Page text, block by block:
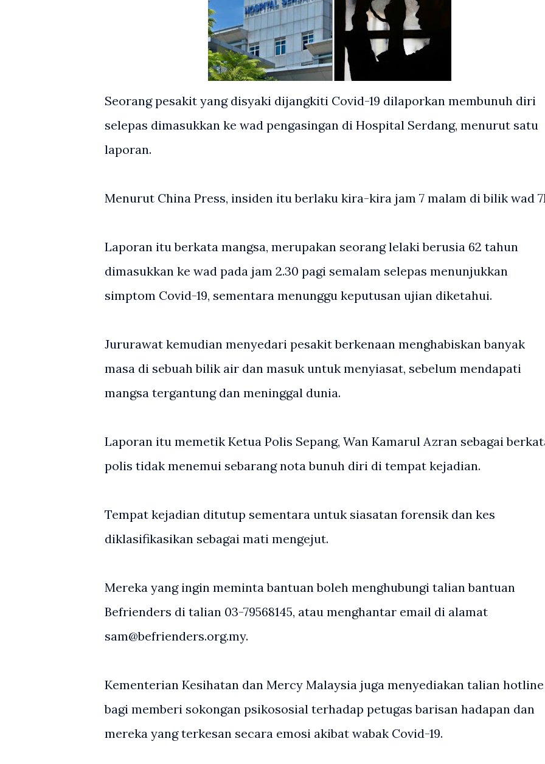
Seorang pesakit yang disyaki dijangkiti Covid-19 dilaporkan membunuh diri
selepas dimasukkan ke wad pengasingan di Hospital Serdang, menurut satu
laporan.
Menurut China Press, insiden itu berlaku kira-kira jam 7 malam di bilik wad
Laporan itu berkata mangsa, merupakan seorang lelaki berusia 62 tahun
dimasukkan ke wad pada jam 2.30 pagi semalam selepas menunjukkan
simptom Covid-19, sementara menunggu keputusan ujian diketahui.
Jururawat kemudian menyedari pesakit berkenaan menghabiskan banyak
masa di sebuah bilik air dan masuk untuk menyiasat, sebelum mendapati
mangsa tergantung dan meninggal dunia.
Laporan itu memetik Ketua Polis Sepang, Wan Kamarul Azran sebagai
polis tidak menemui sebarang nota bunuh diri di tempat kejadian.
Tempat kejadian ditutup sementara untuk siasatan forensik dan kes
diklasifikasikan sebagai mati mengejut.
Mereka yang ingin meminta bantuan boleh menghubungi talian bantuan
Befrienders di talian 03-79568145, atau menghantar email di alamat
sam@befrienders.org.my.
Kementerian Kesihatan dan Mercy Malaysia juga menyediakan talian hotline
bagi memberi sokongan psikososial terhadap petugas barisan hadapan dan
mereka yang terkesan secara emosi akibat wabak Covid-19.